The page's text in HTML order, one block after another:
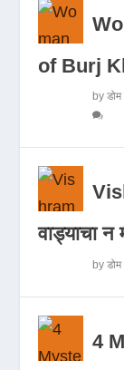
of Burj
by
वाड्याचा न
by
4